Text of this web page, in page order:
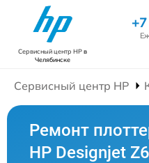
Сервисный центр HPв
Челябинске
Сервисный центр HP
Ремонт
HP Designjet